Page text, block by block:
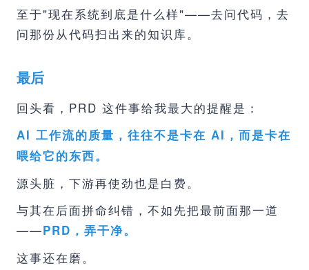
至于"现在系统到底是什么样"——去问代码，去
问那份从代码扫出来的知识库。
最后
回头看，PRD 这件事给我最大的提醒是：
AI 工作流的质量，往往不是卡在 AI，而是卡在
喂给它的东西。
源头脏，下游再使劲也是白费。
与其在后面拼命纠错，不如先把最前面那一道
——PRD，弄干净。
这事还在磨。